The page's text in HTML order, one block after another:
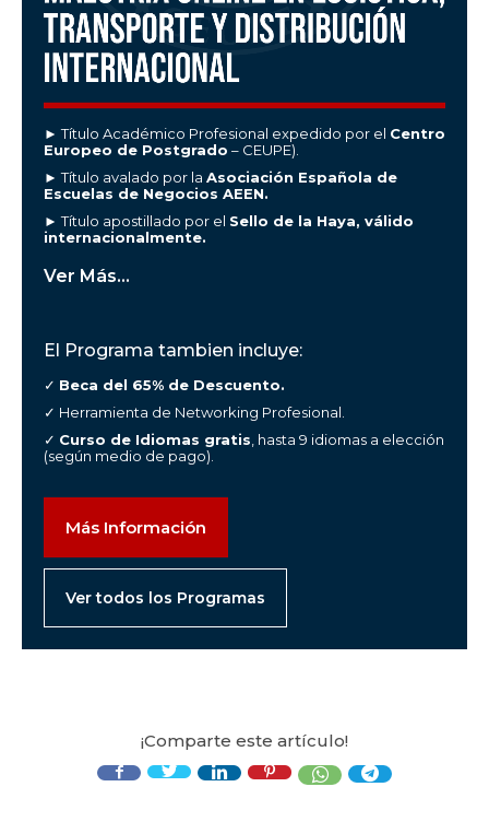
► Título Académico Profesional expedido por el Centro
Europeo de Postgrado – CEUPE).
► Título avalado por la Asociación Española de
Escuelas de Negocios AEEN.
► Título apostillado por el Sello de la Haya, válido
internacionalmente.
Ver Más...
El Programa tambien incluye:
✓ Beca del 65% de Descuento.
✓ Herramienta de Networking Profesional.
✓ Curso de Idiomas gratis , hasta 9 idiomas a elección
(según medio de pago).
Más Información
Ver todos los Programas
¡Comparte este artículo!